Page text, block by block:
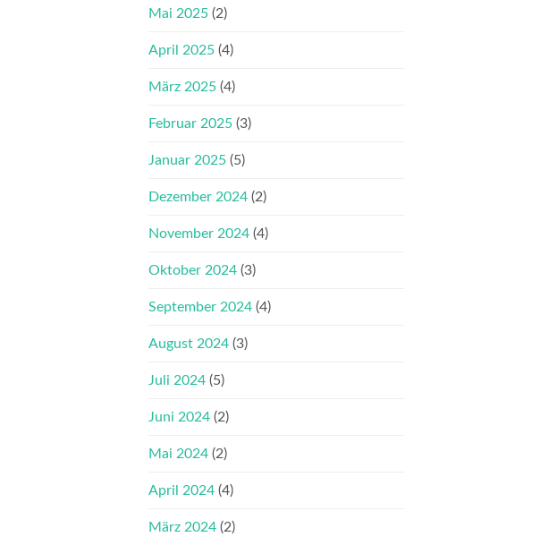
Mai 2025 (2)
April 2025 (4)
März 2025 (4)
Februar 2025 (3)
Januar 2025 (5)
Dezember 2024 (2)
November 2024 (4)
Oktober 2024 (3)
September 2024 (4)
August 2024 (3)
Juli 2024 (5)
Juni 2024 (2)
Mai 2024 (2)
April 2024 (4)
März 2024 (2)